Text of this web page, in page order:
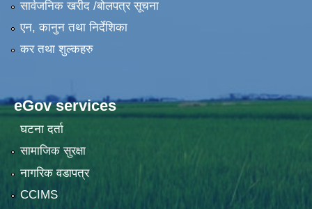
सार्वजनिक खरीद /बोलपत्र सूचना
एन, कानुन तथा निर्देशिका
कर तथा शुल्कहरु
eGov services
घटना दर्ता
सामाजिक सुरक्षा
नागरिक वडापत्र
CCIMS